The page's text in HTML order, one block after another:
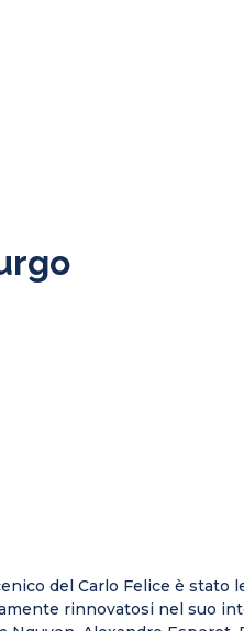
del Carlo Felice è stato
rinnovatosi nel suo